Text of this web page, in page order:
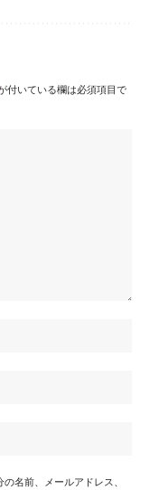
付いている欄は必須項目で
名前、メールアドレス、